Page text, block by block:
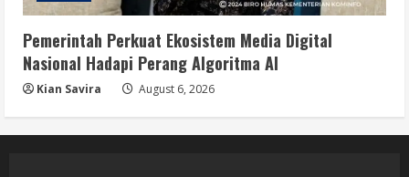
Pemerintah Perkuat Ekosistem Media Digital
Nasional Hadapi Perang Algoritma AI
Kian Savira August 6, 2026